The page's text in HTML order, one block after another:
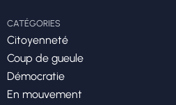
CATÉGORIES
Citoyenneté
Coup de gueule
Démocratie
En mouvement